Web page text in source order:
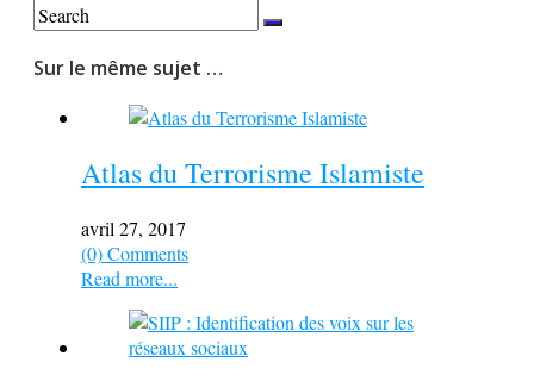
Sur le même sujet …
Atlas du Terrorisme Islamiste
avril 27, 2017
(0) Comments
Read more...